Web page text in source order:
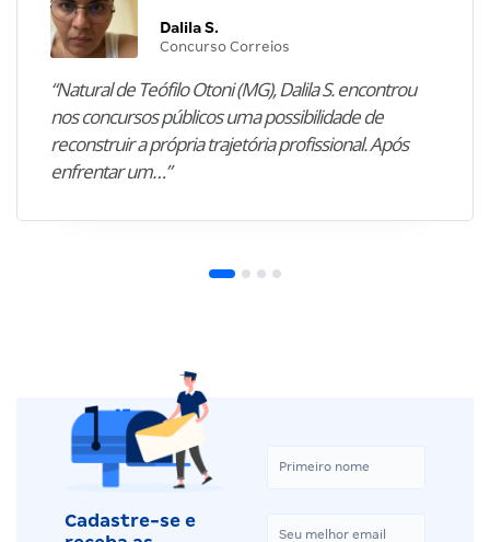
Dalila S.
Concurso Correios
“Natural de Teófilo Otoni (MG), Dalila S. encontrou
nos concursos públicos uma possibilidade de
reconstruir a própria trajetória profissional. Após
enfrentar um…”
Cadastre-se e